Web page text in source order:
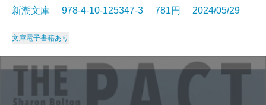
新潮文庫 978-4-10-125347-3 781円 2024/05/29
文庫電子書籍あり